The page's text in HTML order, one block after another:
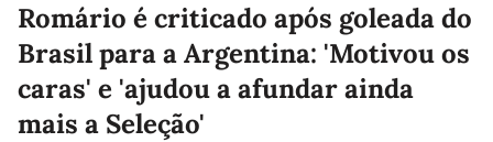
Romário é criticado após goleada do
Brasil para a Argentina: 'Motivou os
caras' e 'ajudou a afundar ainda
mais a Seleção'